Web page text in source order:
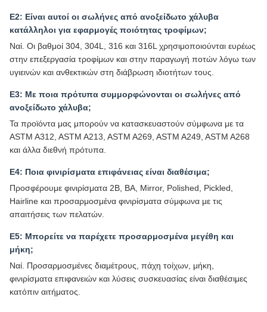
Ε2: Είναι αυτοί οι σωλήνες από ανοξείδωτο χάλυβα
κατάλληλοι για εφαρμογές ποιότητας τροφίμων;
Ναί. Οι βαθμοί 304, 304L, 316 και 316L χρησιμοποιούνται ευρέως
στην επεξεργασία τροφίμων και στην παραγωγή ποτών λόγω των
υγιεινών και ανθεκτικών στη διάβρωση ιδιοτήτων τους.
Ε3: Με ποια πρότυπα συμμορφώνονται οι σωλήνες από
ανοξείδωτο χάλυβα;
Τα προϊόντα μας μπορούν να κατασκευαστούν σύμφωνα με τα
ASTM A312, ASTM A213, ASTM A269, ASTM A249, ASTM A268
και άλλα διεθνή πρότυπα.
Ε4: Ποια φινιρίσματα επιφάνειας είναι διαθέσιμα;
Προσφέρουμε φινιρίσματα 2B, BA, Mirror, Polished, Pickled,
Hairline και προσαρμοσμένα φινιρίσματα σύμφωνα με τις
απαιτήσεις των πελατών.
Ε5: Μπορείτε να παρέχετε προσαρμοσμένα μεγέθη και
μήκη;
Ναί. Προσαρμοσμένες διαμέτρους, πάχη τοίχων, μήκη,
φινιρίσματα επιφανειών και λύσεις συσκευασίας είναι διαθέσιμες
κατόπιν αιτήματος.